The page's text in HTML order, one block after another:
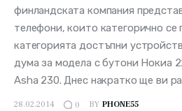
финландската компания
телефони, които категорично се
категорията достъпни
дума за модела с бутони Нокиа
Asha 230. Днес накратко ще ви
28.02.2014 0 BY PHONE55